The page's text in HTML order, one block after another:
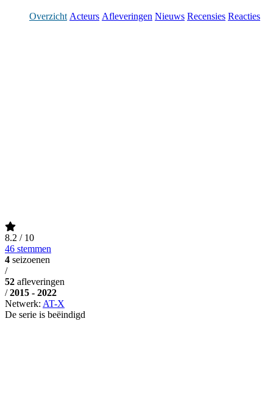
Overzicht Acteurs Afleveringen Nieuws Recensies Reacties
8.2 / 10
46 stemmen
4 seizoenen
/
52 afleveringen
/ 2015 - 2022
Netwerk: AT-X
De serie is beëindigd